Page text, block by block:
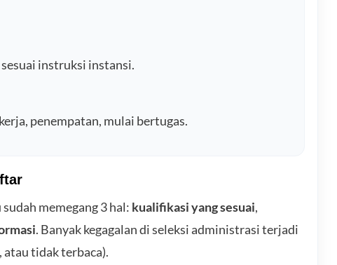
instruksi instansi.
penempatan, mulai bertugas.
memegang 3 hal: kualifikasi yang sesuai,
. Banyak kegagalan di seleksi administrasi terjadi
tidak terbaca).